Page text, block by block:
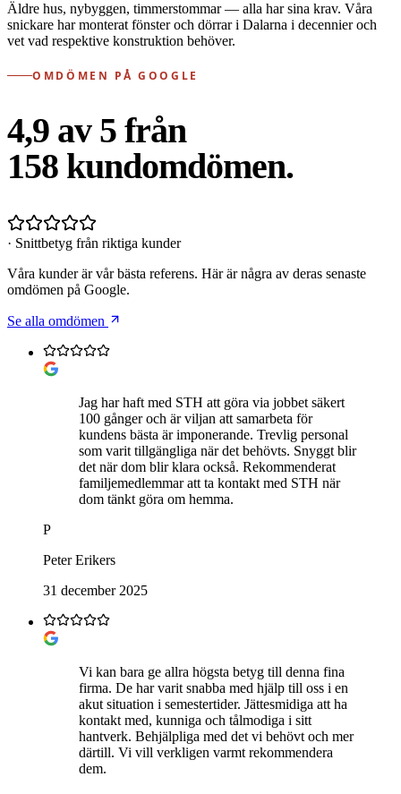
Äldre hus, nybyggen, timmerstommar — alla har sina krav. Våra
snickare har monterat fönster och dörrar i Dalarna i decennier och
vet vad respektive konstruktion behöver.
OMDÖMEN PÅ GOOGLE
4,9 av 5 från
158 kundomdömen.
· Snittbetyg från riktiga kunder
Våra kunder är vår bästa referens. Här är några av deras senaste
omdömen på Google.
Se alla omdömen
Jag har haft med STH att göra via jobbet säkert
100 gånger och är viljan att samarbeta för
kundens bästa är imponerande. Trevlig personal
som varit tillgängliga när det behövts. Snyggt blir
det när dom blir klara också. Rekommenderat
familjemedlemmar att ta kontakt med STH när
dom tänkt göra om hemma.
P
Peter Erikers
31 december 2025
Vi kan bara ge allra högsta betyg till denna fina
firma. De har varit snabba med hjälp till oss i en
akut situation i semestertider. Jättesmidiga att ha
kontakt med, kunniga och tålmodiga i sitt
hantverk. Behjälpliga med det vi behövt och mer
därtill. Vi vill verkligen varmt rekommendera
dem.